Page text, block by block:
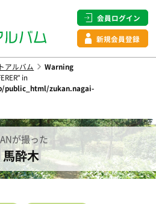
会員ログイン
新規会員登録
アルバム
Warning
in
public_html/zukan.nagai-
が撮った
馬酔木